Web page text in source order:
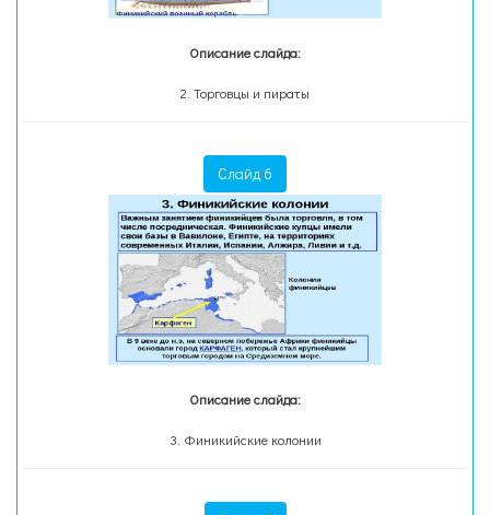
Описание слайда:
2. Торговцы и пираты
Слайд 6
Описание слайда:
3. Финикийские колонии